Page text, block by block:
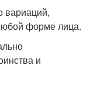
вариаций,
форме лица.
и